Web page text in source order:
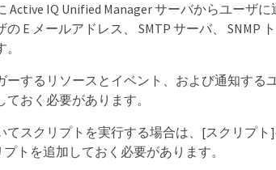
Active IQ Unified Manager サーバからユーザ
E メールアドレス、 SMTP サーバ、 SNMP
ーするリソースとイベント、および通知する
おく必要があります。
てスクリプトを実行する場合は、[スクリプ
トを追加しておく必要があります。